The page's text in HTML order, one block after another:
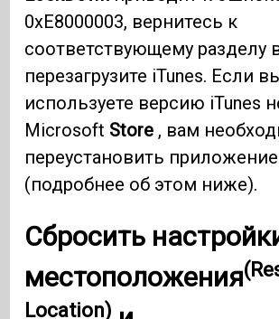
0xE8000003, вернитесь к
соответствующему разделу
перезагрузите iTunes. Если
используете версию iTunes
Microsoft Store , вам
переустановить приложение
(подробнее об этом ниже).
Сбросить
местоположения
Location)